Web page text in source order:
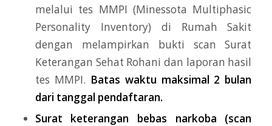
melalui tes MMPI (Minessota Multiphasic
Personality Inventory) di Rumah Sakit
dengan melampirkan bukti scan Surat
Keterangan Sehat Rohani dan laporan hasil
tes MMPI. Batas waktu maksimal 2 bulan
dari tanggal pendaftaran.
Surat keterangan bebas narkoba (scan